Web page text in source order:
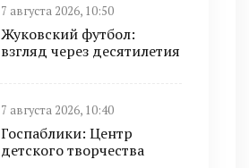
7 августа 2026, 10:50
Жуковский футбол:
взгляд через десятилетия
7 августа 2026, 10:40
Госпаблики: Центр
детского творчества